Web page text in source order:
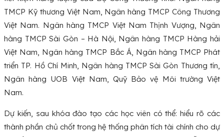
TMCP Kỹ thương Việt Nam, Ngân hàng TMCP Công Thương
Việt Nam. Ngân hàng TMCP Việt Nam Thịnh Vượng, Ngân
hàng TMCP Sài Gòn – Hà Nội, Ngân hàng TMCP Hàng hải
Việt Nam, Ngân hàng TMCP Bắc Á, Ngân hàng TMCP Phát
triển TP. Hồ Chí Minh, Ngân hàng TMCP Sài Gòn Thương tín,
Ngân hàng UOB Việt Nam, Quỹ Bảo vệ Môi trường Việt
Nam.
Dự kiến, sau khóa đào tạo các học viên có thể: hiểu rõ các
thành phần chủ chốt trong hệ thống phân tích tài chính cho dự